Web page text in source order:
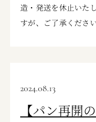
造・発送を休止いた
すが、ご了承ください
2024.08.13
【パン再開